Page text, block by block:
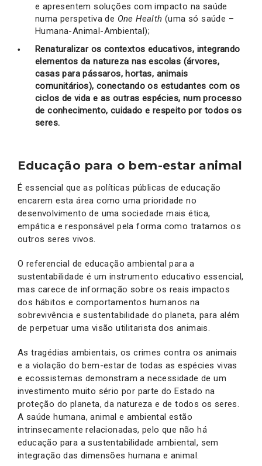
e apresentem soluções com impacto na saúde
numa perspetiva de One Health (uma só saúde –
Humana-Animal-Ambiental);
Renaturalizar os contextos educativos, integrando
elementos da natureza nas escolas (árvores,
casas para pássaros, hortas, animais
comunitários), conectando os estudantes com os
ciclos de vida e as outras espécies, num processo
de conhecimento, cuidado e respeito por todos os
seres.
Educação para o bem-estar animal
É essencial que as políticas públicas de educação
encarem esta área como uma prioridade no
desenvolvimento de uma sociedade mais ética,
empática e responsável pela forma como tratamos os
outros seres vivos.
O referencial de educação ambiental para a
sustentabilidade é um instrumento educativo essencial,
mas carece de informação sobre os reais impactos
dos hábitos e comportamentos humanos na
sobrevivência e sustentabilidade do planeta, para além
de perpetuar uma visão utilitarista dos animais.
As tragédias ambientais, os crimes contra os animais
e a violação do bem-estar de todas as espécies vivas
e ecossistemas demonstram a necessidade de um
investimento muito sério por parte do Estado na
proteção do planeta, da natureza e de todos os seres.
A saúde humana, animal e ambiental estão
intrinsecamente relacionadas, pelo que não há
educação para a sustentabilidade ambiental, sem
integração das dimensões humana e animal.